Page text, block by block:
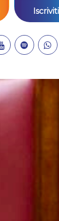
Iscriviti